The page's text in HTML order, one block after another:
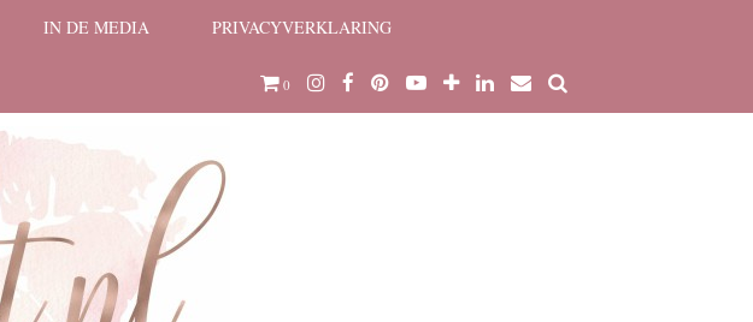
IN DE MEDIA PRIVACYVERKLARING
0